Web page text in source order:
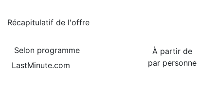
Récapitulatif de l'offre
À partir de
par personne
Selon programme
LastMinute.com